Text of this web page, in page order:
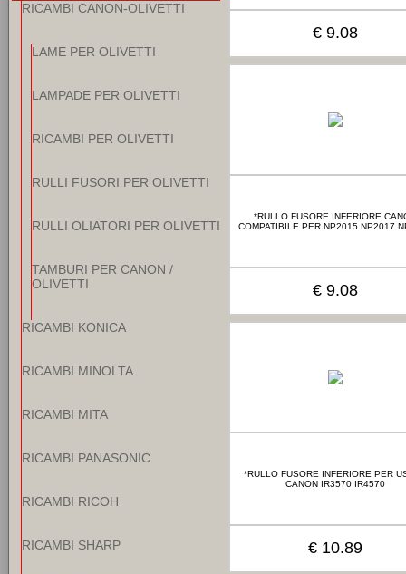
RICAMBI CANON-OLIVETTI
LAME PER OLIVETTI
LAMPADE PER OLIVETTI
RICAMBI PER OLIVETTI
RULLI FUSORI PER OLIVETTI
RULLI OLIATORI PER OLIVETTI
TAMBURI PER CANON /
OLIVETTI
RICAMBI KONICA
RICAMBI MINOLTA
RICAMBI MITA
RICAMBI PANASONIC
RICAMBI RICOH
RICAMBI SHARP
€ 9.08
*RULLO FUSORE INFERIORE
COMPATIBILE PER NP2015 NP2017
€ 9.08
*RULLO FUSORE INFERIORE PER
CANON IR3570 IR4570
€ 10.89